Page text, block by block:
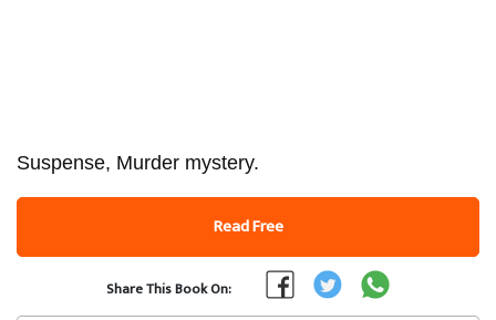
Suspense, Murder mystery.
Read Free
Share This Book On: